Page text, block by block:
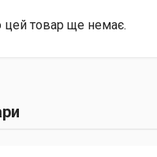
цей товар ще немає.